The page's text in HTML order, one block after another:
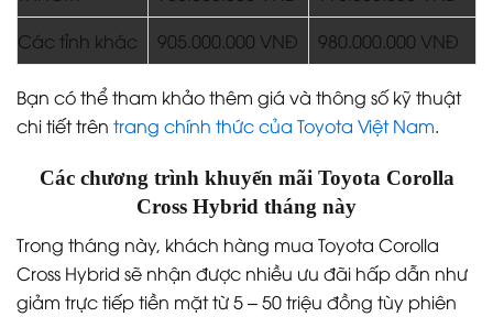
Các tỉnh khác
905.000.000 VNĐ 980.000.000 VNĐ
Bạn có thể tham khảo thêm giá và thông số kỹ thuật
chi tiết trên trang chính thức của Toyota Việt Nam.
Các chương trình khuyến mãi Toyota Corolla
Cross Hybrid tháng này
Trong tháng này, khách hàng mua Toyota Corolla
Cross Hybrid sẽ nhận được nhiều ưu đãi hấp dẫn như
giảm trực tiếp tiền mặt từ 5 – 50 triệu đồng tùy phiên